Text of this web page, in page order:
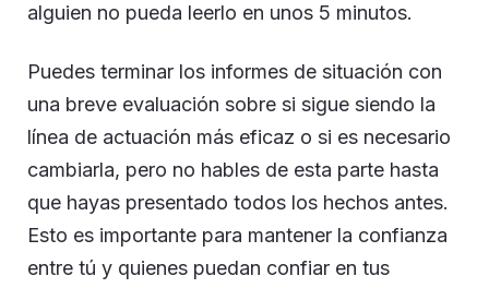
alguien no pueda leerlo en unos 5 minutos.
Puedes terminar los informes de situación con
una breve evaluación sobre si sigue siendo la
línea de actuación más eficaz o si es necesario
cambiarla, pero no hables de esta parte hasta
que hayas presentado todos los hechos antes.
Esto es importante para mantener la confianza
entre tú y quienes puedan confiar en tus